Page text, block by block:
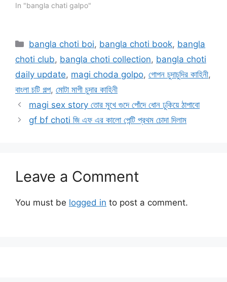
In "bangla chati galpo"
Categories
bangla choti boi, bangla choti book, bangla
choti club, bangla choti collection, bangla choti
daily update, magi choda golpo, গোপন চুদাচুদির কাহিনী,
বাংলা চটি গল্প, মোটা মাগী চুদার কাহিনী
magi sex story তোর মুখে গুদে পোঁদে ধোন ঢুকিয়ে ঠাপাবো
gf bf choti জি এফ এর কালো পেন্টি প্রথম চোদা দিলাম
Leave a Comment
You must be logged in to post a comment.